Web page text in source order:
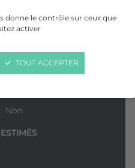
donne le contrôle sur ceux que
activer
TOUT ACCEPTER
Non